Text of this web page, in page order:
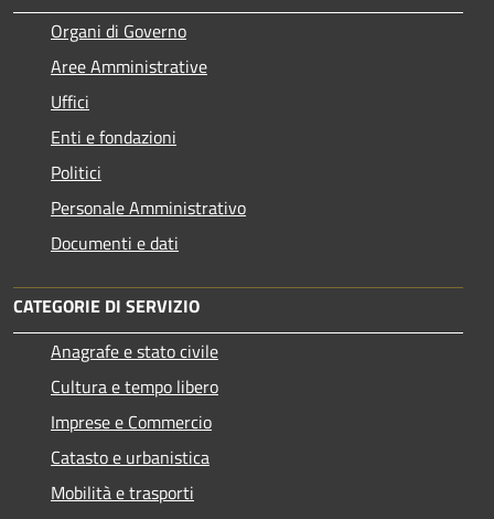
Organi di Governo
Aree Amministrative
Uffici
Enti e fondazioni
Politici
Personale Amministrativo
Documenti e dati
CATEGORIE DI SERVIZIO
Anagrafe e stato civile
Cultura e tempo libero
Imprese e Commercio
Catasto e urbanistica
Mobilità e trasporti